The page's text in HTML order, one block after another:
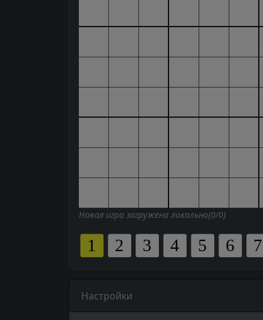
Новая игра загружена локально(0/0)
Настройки